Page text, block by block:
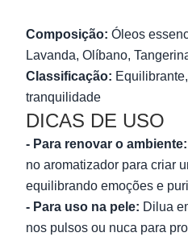
Composição: Óleos
Lavanda, Olíbano,
Classificação:
tranquilidade
DICAS DE USO
- Para renovar o ambiente:
no aromatizador para criar
equilibrando emoções e
- Para uso na pele: Dilua
nos pulsos ou nuca para